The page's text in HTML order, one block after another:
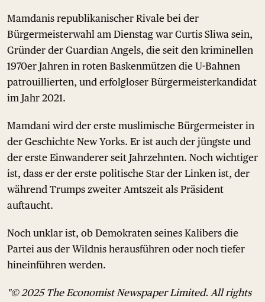
Mamdanis republikanischer Rivale bei der
Bürgermeisterwahl am Dienstag war Curtis Sliwa sein,
Gründer der Guardian Angels, die seit den kriminellen
1970er Jahren in roten Baskenmützen die U-Bahnen
patrouillierten, und erfolgloser Bürgermeisterkandidat
im Jahr 2021.
Mamdani wird der erste muslimische Bürgermeister in
der Geschichte New Yorks. Er ist auch der jüngste und
der erste Einwanderer seit Jahrzehnten. Noch wichtiger
ist, dass er der erste politische Star der Linken ist, der
während Trumps zweiter Amtszeit als Präsident
auftaucht.
Noch unklar ist, ob Demokraten seines Kalibers die
Partei aus der Wildnis herausführen oder noch tiefer
hineinführen werden.
"© 2025 The Economist Newspaper Limited. All rights